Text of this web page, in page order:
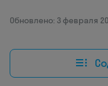
Обновлено: 3 февраля